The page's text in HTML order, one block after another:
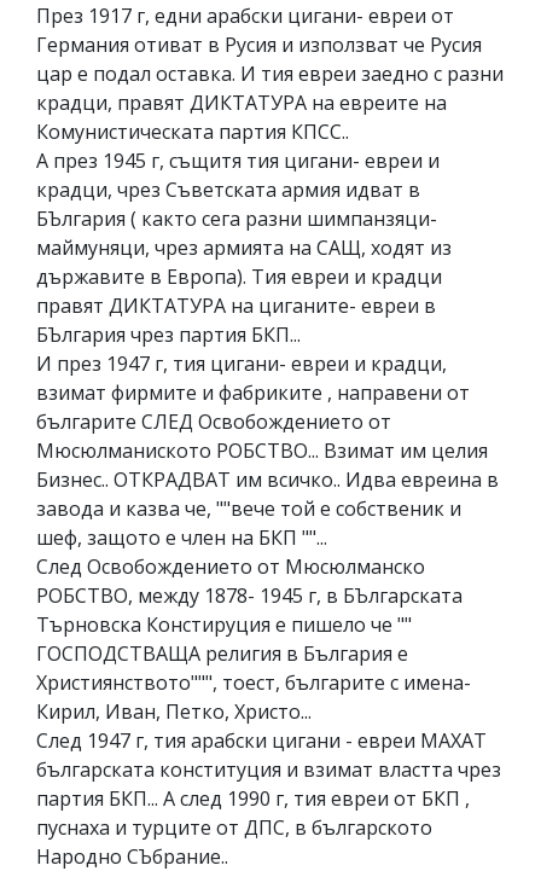
През 1917 г, едни арабски цигани- евреи от
Германия отиват в Русия и използват че Русия
цар е подал оставка. И тия евреи заедно с разни
крадци, правят ДИКТАТУРА на евреите на
Комунистическата партия КПСС..
А през 1945 г, същитя тия цигани- евреи и
крадци, чрез Съветската армия идват в
БЪлгария ( както сега разни шимпанзяци-
маймуняци, чрез армията на САЩ, ходят из
държавите в Европа). Тия евреи и крадци
правят ДИКТАТУРА на циганите- евреи в
БЪлгария чрез партия БКП...
И през 1947 г, тия цигани- евреи и крадци,
взимат фирмите и фабриките , направени от
българите СЛЕД Освобождението от
Мюсюлманиското РОБСТВО... Взимат им целия
Бизнес.. ОТКРАДВАТ им всичко.. Идва евреина в
завода и казва че, ""вече той е собственик и
шеф, защото е член на БКП ""...
След Освобождението от Мюсюлманско
РОБСТВО, между 1878- 1945 г, в БЪлгарската
Търновска Констируция е пишело че ""
ГОСПОДСТВАЩА религия в България е
Християнството""", тоест, българите с имена-
Кирил, Иван, Петко, Христо...
След 1947 г, тия арабски цигани - евреи МАХАТ
българската конституция и взимат властта чрез
партия БКП... А след 1990 г, тия евреи от БКП ,
пуснаха и турците от ДПС, в българското
Народно СЪбрание..